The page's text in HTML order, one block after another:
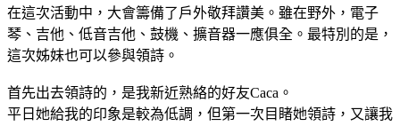
在這次活動中，大會籌備了戶外敬拜讚美。雖在野外，電子
琴、吉他、低音吉他、鼓機、擴音器一應俱全。最特別的是，
這次姊妹也可以參與領詩。
首先出去領詩的，是我新近熟絡的好友Caca。
平日她給我的印象是較為低調，但第一次目睹她領詩，又讓我